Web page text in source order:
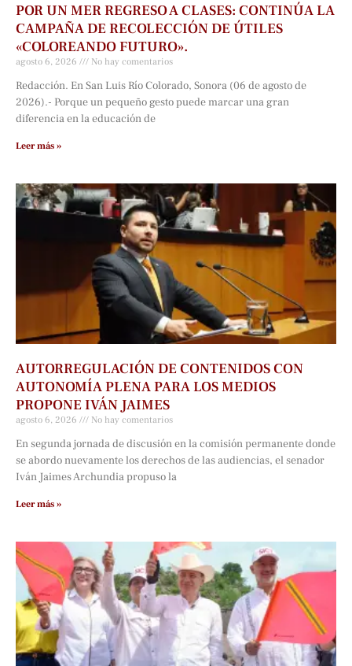
POR UN MER REGRESO A CLASES: CONTINÚA LA
CAMPAÑA DE RECOLECCIÓN DE ÚTILES
«COLOREANDO FUTURO».
agosto 6, 2026 No hay comentarios
Redacción. En San Luis Río Colorado, Sonora (06 de agosto de
2026).- Porque un pequeño gesto puede marcar una gran
diferencia en la educación de
Leer más »
AUTORREGULACIÓN DE CONTENIDOS CON
AUTONOMÍA PLENA PARA LOS MEDIOS
PROPONE IVÁN JAIMES
agosto 6, 2026 No hay comentarios
En segunda jornada de discusión en la comisión permanente donde
se abordo nuevamente los derechos de las audiencias, el senador
Iván Jaimes Archundia propuso la
Leer más »